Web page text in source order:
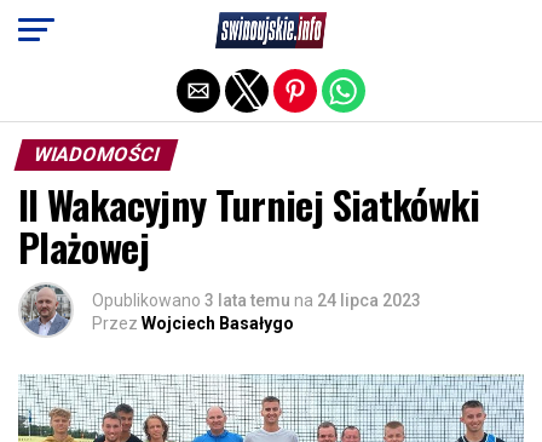
WIADOMOŚCI
II Wakacyjny Turniej Siatkówki
Plażowej
Opublikowano 3 lata temu na 24 lipca 2023
Przez Wojciech Basałygo
Exit mobile version